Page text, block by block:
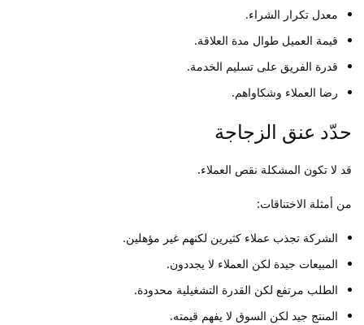
معدل تكرار الشراء.
قيمة العميل طوال مدة العلاقة.
قدرة الفريق على تسليم الخدمة.
رضا العملاء وشكاواهم.
حدّد عنق الزجاجة
قد لا تكون المشكلة نقص العملاء.
من أمثلة الاختناقات:
الشركة تجذب عملاء كثيرين لكنهم غير مؤهلين.
المبيعات جيدة لكن العملاء لا يجددون.
الطلب مرتفع لكن القدرة التشغيلية محدودة.
المنتج جيد لكن السوق لا يفهم قيمته.